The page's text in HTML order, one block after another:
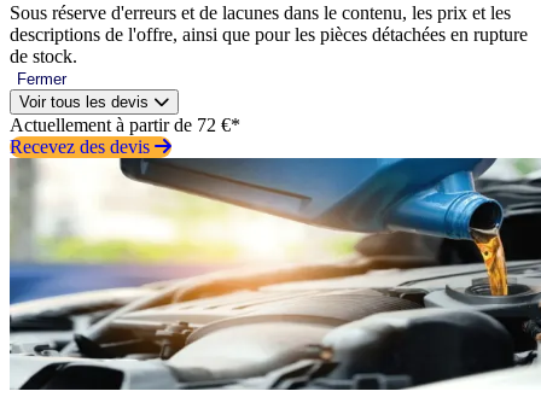
Sous réserve d'erreurs et de lacunes dans le contenu, les prix et les
descriptions de l'offre, ainsi que pour les pièces détachées en rupture
de stock.
Fermer
Voir tous les devis
Actuellement à partir de 72 €*
Recevez des devis